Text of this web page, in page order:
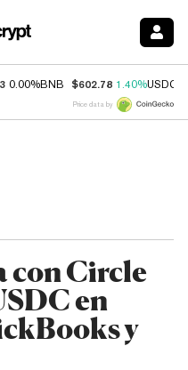
0.00%BNB $602.78 1.40%USDC
Price data by
con Circle
en
y